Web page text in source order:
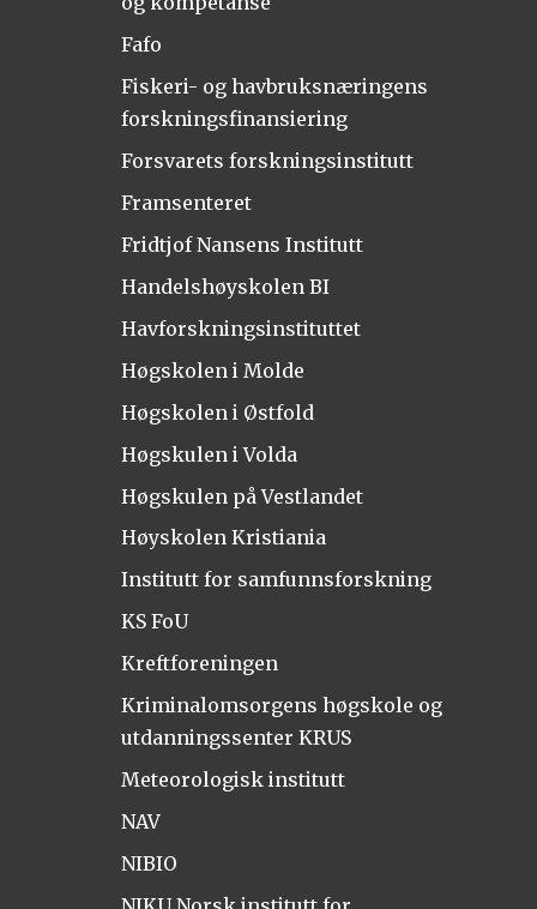
Fafo
Fiskeri- og havbruksnæringens
forskningsfinansiering
Forsvarets forskningsinstitutt
Framsenteret
Fridtjof Nansens Institutt
Handelshøyskolen BI
Havforskningsinstituttet
Høgskolen i Molde
Høgskolen i Østfold
Høgskulen i Volda
Høgskulen på Vestlandet
Høyskolen Kristiania
Institutt for samfunnsforskning
KS FoU
Kreftforeningen
Kriminalomsorgens høgskole og
utdanningssenter KRUS
Meteorologisk institutt
NAV
NIBIO